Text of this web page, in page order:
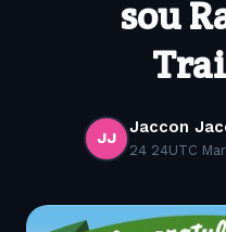
sou
JJ
Jaccon
24 24UTC